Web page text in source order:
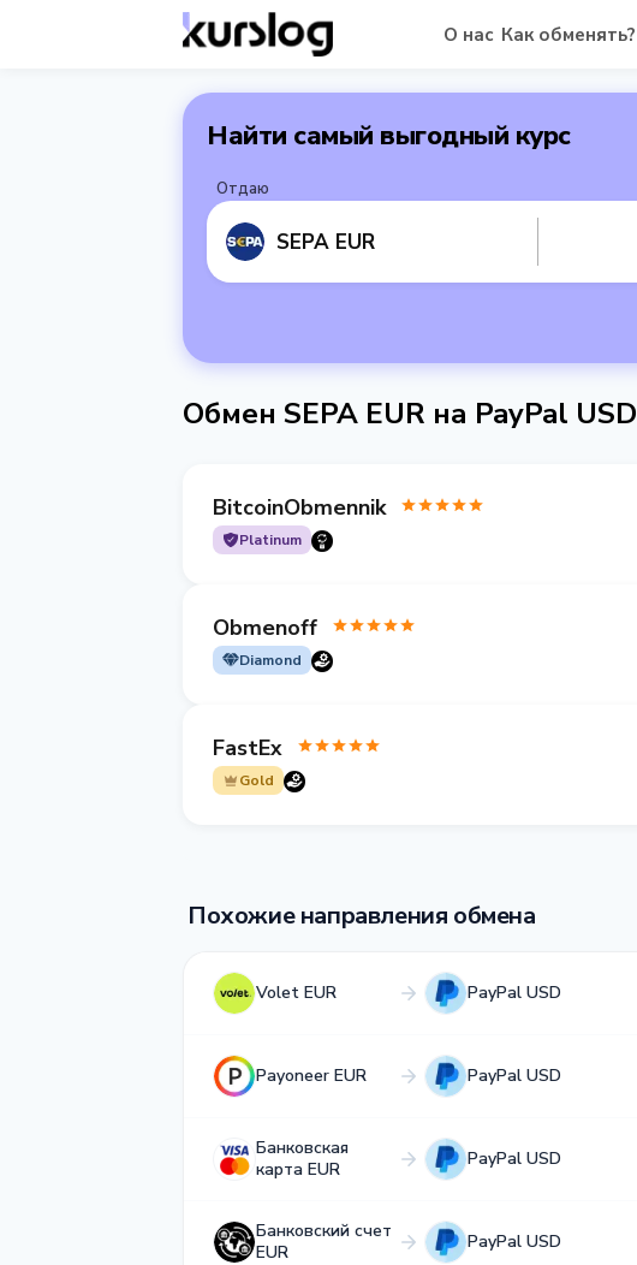
О нас Как обменять?
Найти самый выгодный курс
Отдаю
SEPA EUR
Обмен SEPA EUR на PayPal USD
BitcoinObmennik
Platinum
Obmenoff
Diamond
FastEx
Gold
Похожие направления обмена
Volet EUR PayPal USD
Payoneer EUR PayPal USD
Банковская
карта EUR
PayPal USD
Банковский счет
EUR
PayPal USD